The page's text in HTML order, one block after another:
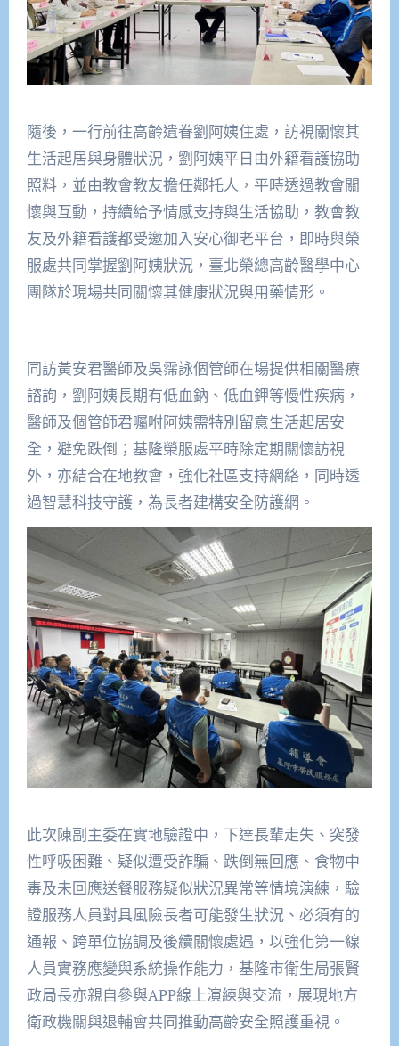
隨後，一行前往高齡遺眷劉阿姨住處，訪視關懷其
生活起居與身體狀況，劉阿姨平日由外籍看護協助
照料，並由教會教友擔任鄰托人，平時透過教會關
懷與互動，持續給予情感支持與生活協助，教會教
友及外籍看護都受邀加入安心御老平台，即時與榮
服處共同掌握劉阿姨狀況，臺北榮總高齡醫學中心
團隊於現場共同關懷其健康狀況與用藥情形。
同訪黃安君醫師及吳霈詠個管師在場提供相關醫療
諮詢，劉阿姨長期有低血鈉、低血鉀等慢性疾病，
醫師及個管師君囑咐阿姨需特別留意生活起居安
全，避免跌倒；基隆榮服處平時除定期關懷訪視
外，亦結合在地教會，強化社區支持網絡，同時透
過智慧科技守護，為長者建構安全防護網。
此次陳副主委在實地驗證中，下達長輩走失、突發
性呼吸困難、疑似遭受詐騙、跌倒無回應、食物中
毒及未回應送餐服務疑似狀況異常等情境演練，驗
證服務人員對具風險長者可能發生狀況、必須有的
通報、跨單位協調及後續關懷處遇，以強化第一線
人員實務應變與系統操作能力，基隆市衛生局張賢
政局長亦親自參與APP線上演練與交流，展現地方
衛政機關與退輔會共同推動高齡安全照護重視。